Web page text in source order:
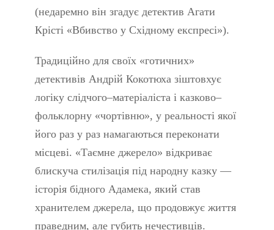
(недаремно він згадує детектив Агати
Крісті «Вбивство у Східному експресі»).
Традиційно для своїх «готичних»
детективів Андрій Кокотюха зіштовхує
логіку слідчого–матеріаліста і казково–
фольклорну «чортівню», у реальності якої
його раз у раз намагаються переконати
місцеві. «Таємне джерело» відкриває
блискуча стилізація під народну казку —
історія бідного Адамека, який став
хранителем джерела, що продовжує життя
праведним, але губить нечестивців.